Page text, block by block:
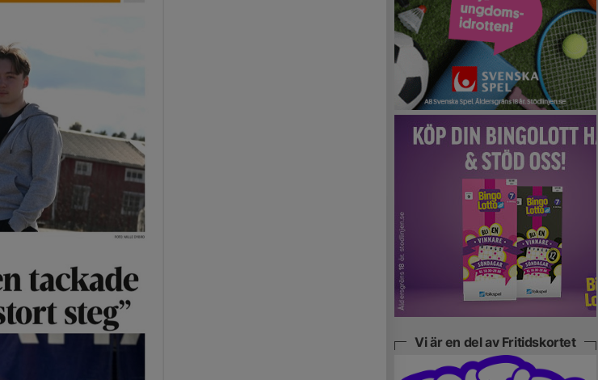
Vi är en del av Fritidskortet